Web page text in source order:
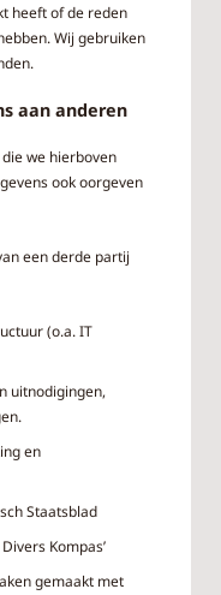
heeft of de reden
Wij gebruiken
aan anderen
we hierboven
ook oorgeven
een derde partij
(o.a. IT
uitnodigingen,
en
Staatsblad
Kompas’
gemaakt met